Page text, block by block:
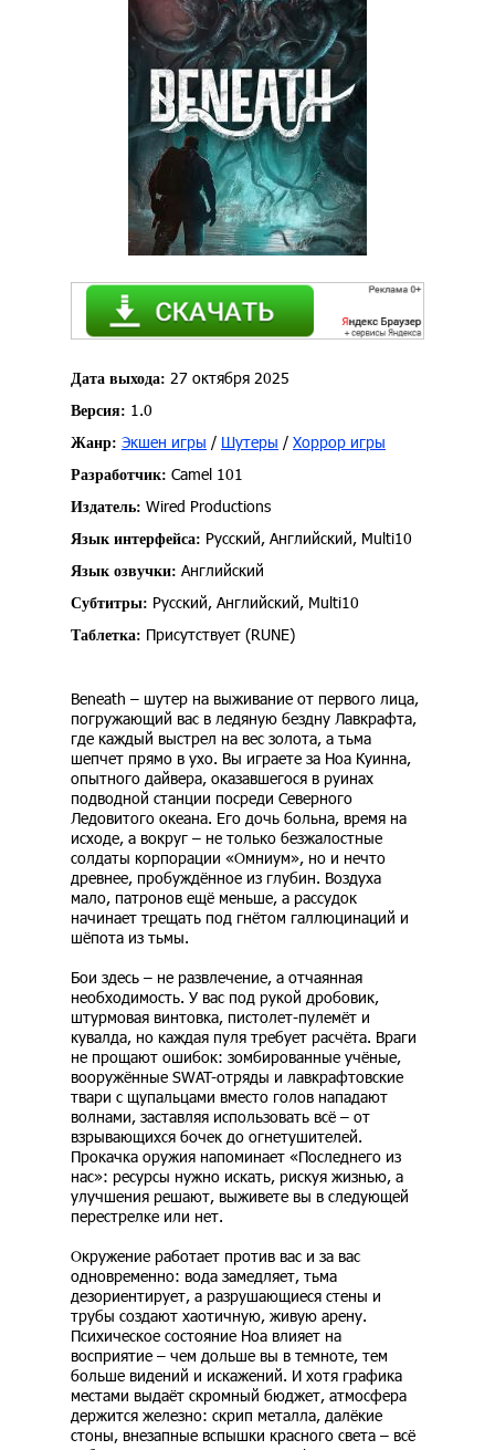
Дата выхода: 27 октября 2025
Версия: 1.0
Жанр: Экшен игры / Шутеры / Хоррор игры
Разработчик: Camel 101
Издатель: Wired Productions
Язык интерфейса: Русский, Английский, Multi10
Язык озвучки: Английский
Субтитры: Русский, Английский, Multi10
Таблетка: Присутствует (RUNE)
Beneath – шутер на выживание от первого лица,
погружающий вас в ледяную бездну Лавкрафта,
где каждый выстрел на вес золота, а тьма
шепчет прямо в ухо. Вы играете за Ноа Куинна,
опытного дайвера, оказавшегося в руинах
подводной станции посреди Северного
Ледовитого океана. Его дочь больна, время на
исходе, а вокруг – не только безжалостные
солдаты корпорации «Омниум», но и нечто
древнее, пробуждённое из глубин. Воздуха
мало, патронов ещё меньше, а рассудок
начинает трещать под гнётом галлюцинаций и
шёпота из тьмы.
Бои здесь – не развлечение, а отчаянная
необходимость. У вас под рукой дробовик,
штурмовая винтовка, пистолет-пулемёт и
кувалда, но каждая пуля требует расчёта. Враги
не прощают ошибок: зомбированные учёные,
вооружённые SWAT-отряды и лавкрафтовские
твари с щупальцами вместо голов нападают
волнами, заставляя использовать всё – от
взрывающихся бочек до огнетушителей.
Прокачка оружия напоминает «Последнего из
нас»: ресурсы нужно искать, рискуя жизнью, а
улучшения решают, выживете вы в следующей
перестрелке или нет.
Окружение работает против вас и за вас
одновременно: вода замедляет, тьма
дезориентирует, а разрушающиеся стены и
трубы создают хаотичную, живую арену.
Психическое состояние Ноа влияет на
восприятие – чем дольше вы в темноте, тем
больше видений и искажений. И хотя графика
местами выдаёт скромный бюджет, атмосфера
держится железно: скрип металла, далёкие
стоны, внезапные вспышки красного света – всё